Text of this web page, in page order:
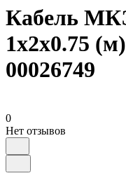
Кабель
1х2х0.75
00026749
0
Нет отзывов